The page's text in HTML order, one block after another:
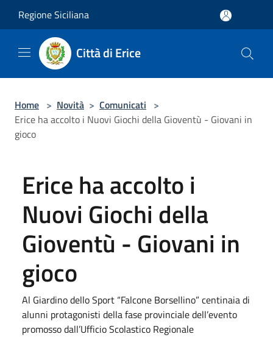
Regione Siciliana
Città di Erice
Home > Novità > Comunicati >
Erice ha accolto i Nuovi Giochi della Gioventù - Giovani in
gioco
Erice ha accolto i
Nuovi Giochi della
Gioventù - Giovani in
gioco
Al Giardino dello Sport “Falcone Borsellino” centinaia di
alunni protagonisti della fase provinciale dell’evento
promosso dall’Ufficio Scolastico Regionale